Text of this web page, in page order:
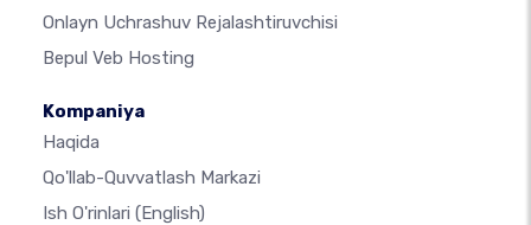
Onlayn Uchrashuv Rejalashtiruvchisi
Bepul Veb Hosting
Kompaniya
Haqida
Qo'llab-Quvvatlash Markazi
Ish O'rinlari (English)